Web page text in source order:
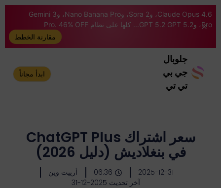
Claude Opus 4.6، وSora 2، وNano Banana Pro، وGemini 3
Pro، وGPT 5.2 GPT 5.2... كلها على نظام Pro. 46% OFF
مقارنة الخطط
جلوبال
جي بي
تي تي
ابدأ مجاناً
سعر اشتراك ChatGPT Plus
في بنغلاديش (دليل 2026)
2025-12-31
06:36
أرييت وين
آخر تحديث 2025-12-31